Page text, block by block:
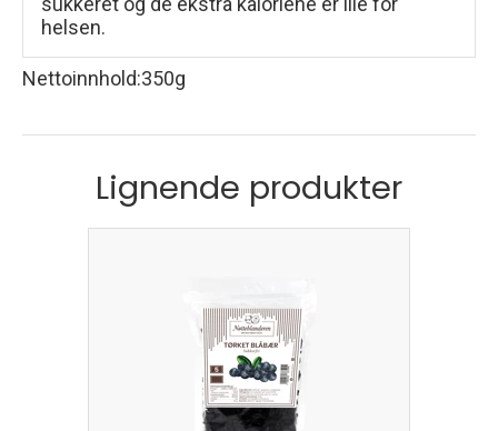
helsen.
Nettoinnhold:350g
Lignende produkter